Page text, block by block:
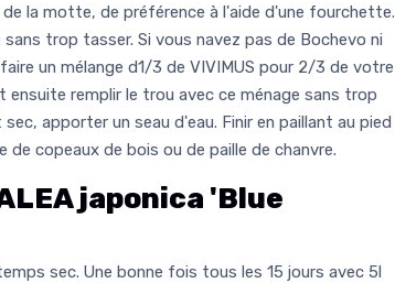
de la motte, de préférence à l'aide d'une fourchette.
trop tasser. Si vous navez pas de Bochevo ni
un mélange d1/3 de VIVIMUS pour 2/3 de votre
remplir le trou avec ce ménage sans trop
apporter un seau d'eau. Finir en paillant au pied
de copeaux de bois ou de paille de chanvre.
japonica 'Blue
sec. Une bonne fois tous les 15 jours avec 5l